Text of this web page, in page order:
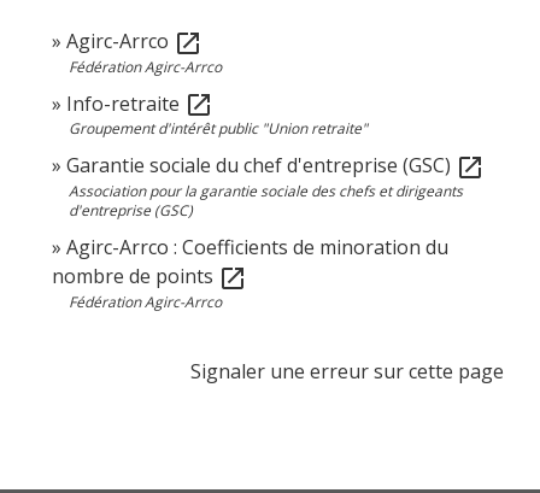
Agirc-Arrco open_in_new
Fédération Agirc-Arrco
Info-retraite open_in_new
Groupement d'intérêt public "Union retraite"
Garantie sociale du chef d'entreprise (GSC) open_in_new
Association pour la garantie sociale des chefs et dirigeants
d'entreprise (GSC)
Agirc-Arrco : Coefficients de minoration du
nombre de points open_in_new
Fédération Agirc-Arrco
Signaler une erreur sur cette page